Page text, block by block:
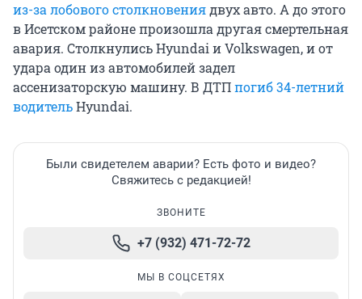
из-за лобового столкновениядвух авто. А до этого
в Исетском районе произошла другая смертельная
авария. Столкнулись Hyundai и Volkswagen, и от
удара один из автомобилей задел
ассенизаторскую машину. В ДТПпогиб 34-летний
водительHyundai.
Были свидетелем аварии? Есть фото и видео?
Свяжитесь с редакцией!
ЗВОНИТЕ
+7 (932) 471-72-72
МЫ В СОЦСЕТЯХ